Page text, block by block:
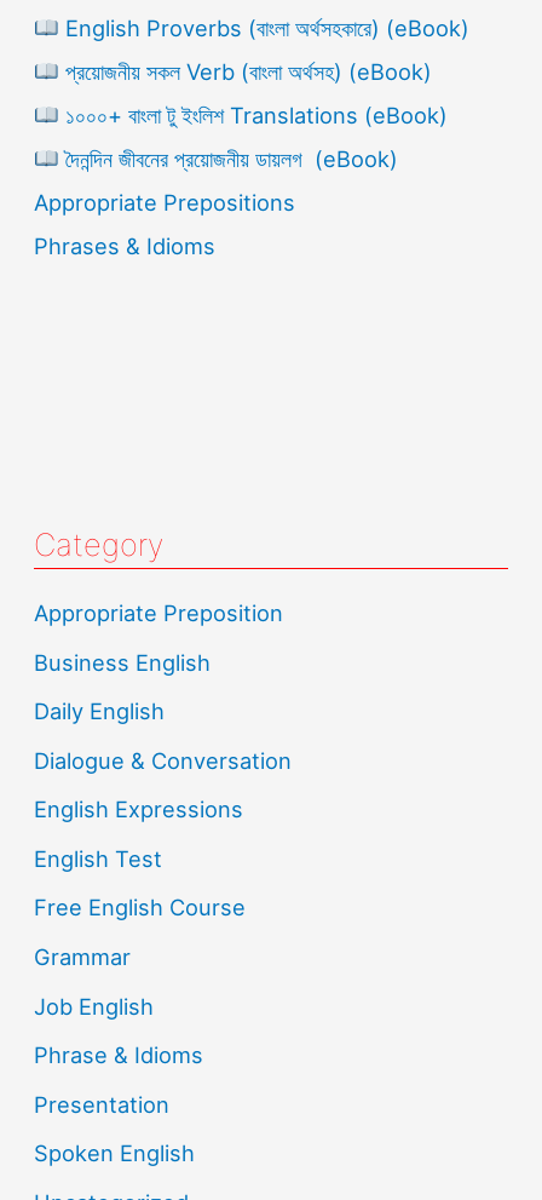
English Proverbs (বাংলা অর্থসহকারে) (eBook)
প্রয়োজনীয় সকল Verb (বাংলা অর্থসহ) (eBook)
১০০০+ বাংলা টু ইংলিশ Translations (eBook)
দৈনন্দিন জীবনের প্রয়োজনীয় ডায়লগ (eBook)
Appropriate Prepositions
Phrases & Idioms
Category
Appropriate Preposition
Business English
Daily English
Dialogue & Conversation
English Expressions
English Test
Free English Course
Grammar
Job English
Phrase & Idioms
Presentation
Spoken English